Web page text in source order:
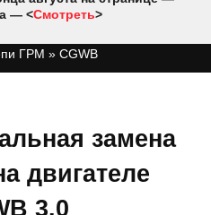
— <Смотреть>
ГРМ » CGWB
замена
двигателе
3.0